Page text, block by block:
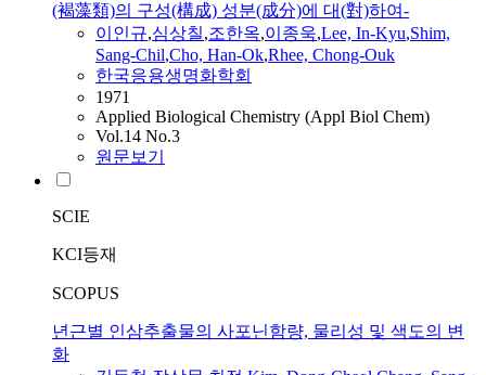
(褐藻類)의 구성(構成) 성분(成分)에 대(對)하여-
이인규,심상칠,조한옥,이종욱,Lee, In-Kyu,Shim,
Sang-Chil,Cho, Han-Ok,Rhee, Chong-Ouk
한국응용생명화학회
1971
Applied Biological Chemistry (Appl Biol Chem)
Vol.14 No.3
원문보기
SCIE
KCI등재
SCOPUS
년근별 인삼추출물의 사포닌함량, 물리성 및 색도의 변
화